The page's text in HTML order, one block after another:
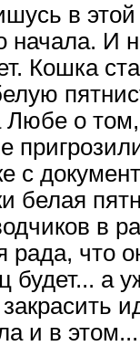
в
начала. И
Кошка
о
с
белая
в
рада, что
будет... а
и в